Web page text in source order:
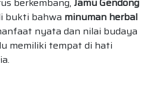
bukti bahwa minuman herbal
nyata dan nilai budaya
memiliki tempat di hati